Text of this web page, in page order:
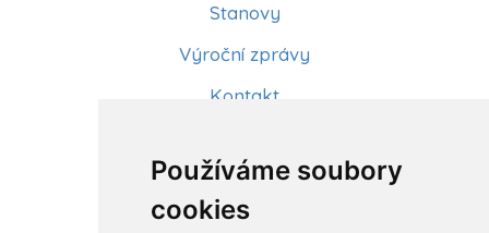
Používáme soubory
cookies
Stanovy
Výroční zprávy
Kontakt
Články
Kurzy a workshopy